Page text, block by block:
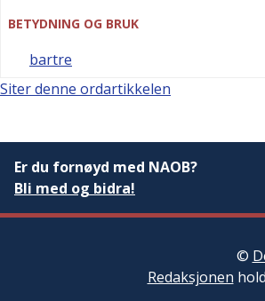
BETYDNING OG BRUK
bartre
Siter denne ordartikkelen
Er du fornøyd med NAOB?
Bli med og bidra!
©
Redaksjonen